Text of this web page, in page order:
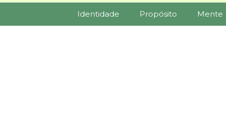
Identidade Propósito Mente